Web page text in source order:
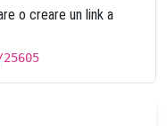
o creare un link a